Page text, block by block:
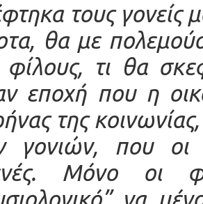
τους γονείς
θα με
φίλους, τι θα
εποχή που η
της
γονιών, που οι
Μόνο οι